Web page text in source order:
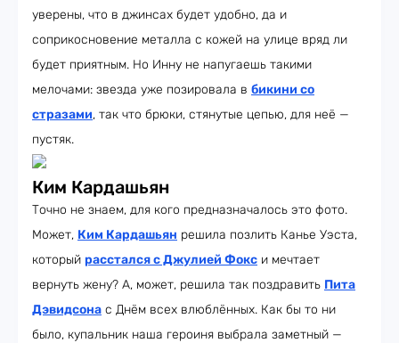
уверены, что в джинсах будет удобно, да и
соприкосновение металла с кожей на улице вряд ли
будет приятным. Но Инну не напугаешь такими
мелочами: звезда уже позировала в бикини со
стразами, так что брюки, стянутые цепью, для неё —
пустяк.
Ким Кардашьян
Точно не знаем, для кого предназначалось это фото.
Может, Ким Кардашьян решила позлить Канье Уэста,
который расстался с Джулией Фокс и мечтает
вернуть жену? А, может, решила так поздравить Пита
Дэвидсона с Днём всех влюблённых. Как бы то ни
было, купальник наша героиня выбрала заметный —